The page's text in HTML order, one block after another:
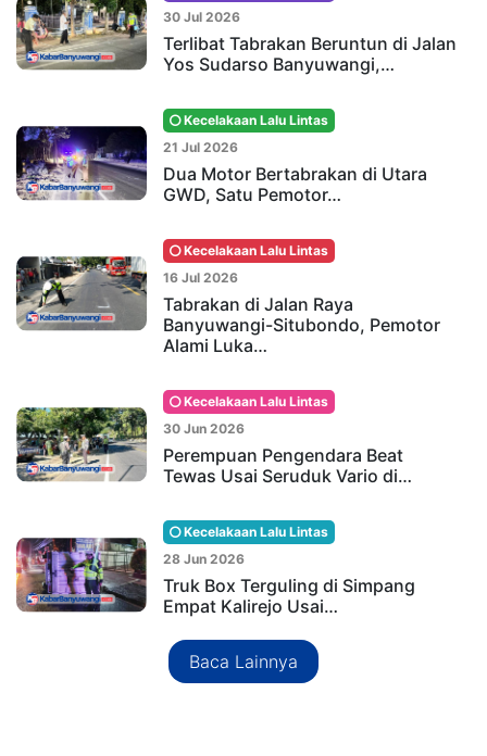
30 Jul 2026
Terlibat Tabrakan Beruntun di Jalan
Yos Sudarso Banyuwangi,…
Kecelakaan Lalu Lintas
21 Jul 2026
Dua Motor Bertabrakan di Utara
GWD, Satu Pemotor…
Kecelakaan Lalu Lintas
16 Jul 2026
Tabrakan di Jalan Raya
Banyuwangi-Situbondo, Pemotor
Alami Luka…
Kecelakaan Lalu Lintas
30 Jun 2026
Perempuan Pengendara Beat
Tewas Usai Seruduk Vario di…
Kecelakaan Lalu Lintas
28 Jun 2026
Truk Box Terguling di Simpang
Empat Kalirejo Usai…
Baca Lainnya